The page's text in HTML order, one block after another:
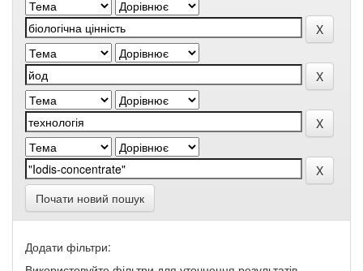
Почати новий пошук
Додати фільтри: